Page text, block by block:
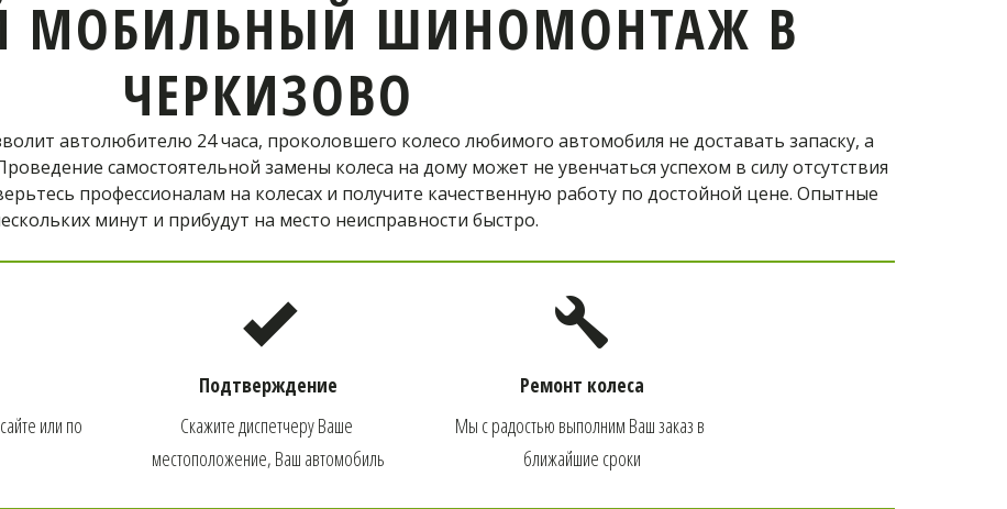
МОБИЛЬНЫЙ ШИНОМОНТАЖ В
ЧЕРКИЗОВО
автолюбителю 24 часа, проколовшего колесо любимого автомобиля не доставать запаску, а
самостоятельной замены колеса на дому может не увенчаться успехом в силу отсутствия
профессионалам на колесах и получите качественную работу по достойной цене. Опытные
минут и прибудут на место неисправности быстро.
или по
Подтверждение
Скажите диспетчеру Ваше
местоположение, Ваш автомобиль
Ремонт колеса
Мы с радостью выполним Ваш заказ в
ближайшие сроки